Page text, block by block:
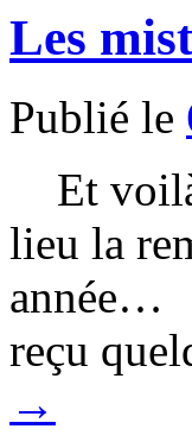
Les
Publié le
Et
lieu la
année…
reçu
→